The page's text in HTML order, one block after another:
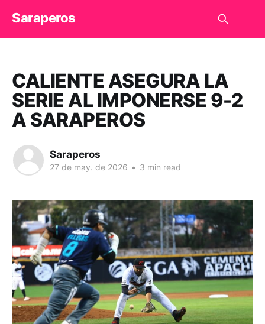
Saraperos
CALIENTE ASEGURA LA
SERIE AL IMPONERSE 9-2
A SARAPEROS
Saraperos
27 de may. de 2026 • 3 min read